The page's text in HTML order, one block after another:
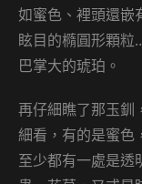
如蜜色、裡頭還嵌
眩目的橢圓形顆
巴掌大的琥珀。
再仔細瞧了那玉釧
細看，有的是蜜色
至少都有一處是透